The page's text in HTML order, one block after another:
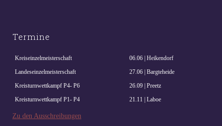
Termine
Kreiseinzelmeisterschaft
06.06 | Heikendorf
Landeseinzelmeisterschaft
27.06 | Bargteheide
Kreisturnwettkampf P4- P6
26.09 | Preetz
Kreisturnwettkampf P1- P4
21.11 | Laboe
Zu den Ausschreibungen